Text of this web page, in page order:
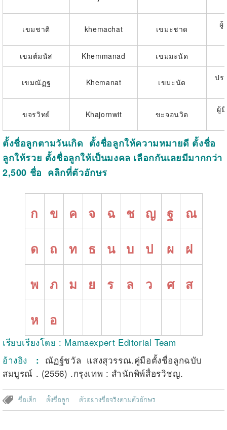
เขมชาติ khemachat เขมะชาด ผู้
เขมต์มนัส Khemmanad เขมมะนัด
เขมณัฏฐ Khemanat เขมะนัด ปร
ขจรวิทย์ Khajornwit ขะจอนวิด ผู้
ตั้งชื่อลูกตามวันเกิด ตั้งชื่อลูกให้ความหมายดี ตั้งชื่อ
ลูกให้รวย ตั้งชื่อลูกให้เป็นมงคล เลือกกันเลยมีมากกว่า
2,500 ชื่อ คลิกที่ตัวอักษร
ก ข ค จ ฉ ช ญ ฐ ณ
ด ถ ท ธ น บ ป ผ ฝ
พ ภ ม ย ร ล ว ศ ส
ห อ
เรียบเรียงโดย : Mamaexpert Editorial Team
อ้างอิง : ณัฏฐ์ชวัล แสงสุวรรณ.คู่มือตั้งชื่อลูกฉบับ
สมบูรณ์ . (2556) .กรุงเทพ : สำนักพิพ์สื่อรวิชญ.
ชื่อเด็ก ตั้งชื่อลูก ตัวอย่างชื่อจริงตามตัวอักษร